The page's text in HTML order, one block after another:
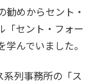
勧めからセント・
「セント・フォー
んでいました。
系列事務所の「ス